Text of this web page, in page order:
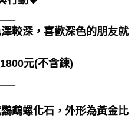
較深，喜歡深色的朋友就
元(不含鍊)
鵡螺化石，外形為黃金比